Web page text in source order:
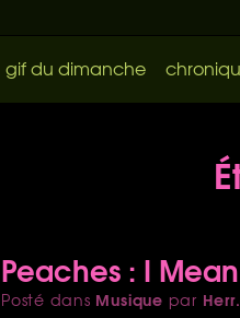
gif du dimanche
Peaches : I
Posté dans Musique par